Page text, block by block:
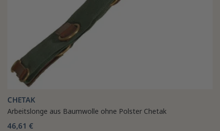
CHETAK
Arbeitslonge aus Baumwolle ohne Polster Chetak
46,61 €